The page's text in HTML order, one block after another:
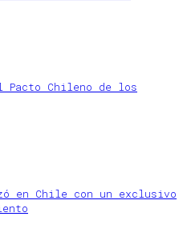
Pacto Chileno de los
en Chile con un exclusivo